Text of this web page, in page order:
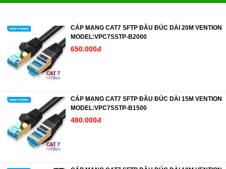
CÁP MẠNG CAT7 SFTP ĐẦU ĐÚC DÀI 20M VENTION
MODEL:VPC7SSTP-B2000
650.000đ
CÁP MẠNG CAT7 SFTP ĐẦU ĐÚC DÀI 15M VENTION
MODEL:VPC7SSTP-B1500
480.000đ